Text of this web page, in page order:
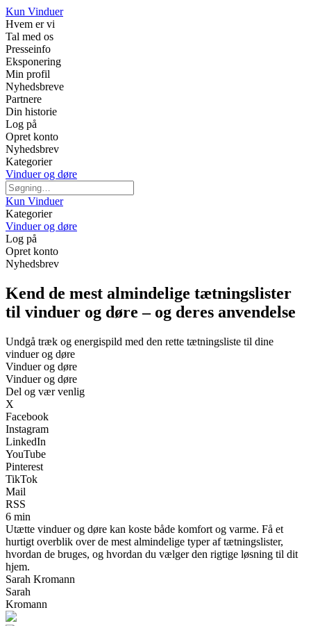
Kun Vinduer
Hvem er vi
Tal med os
Presseinfo
Eksponering
Min profil
Nyhedsbreve
Partnere
Din historie
Log på
Opret konto
Nyhedsbrev
Kategorier
Vinduer og døre
Kun Vinduer
Kategorier
Vinduer og døre
Log på
Opret konto
Nyhedsbrev
Kend de mest almindelige tætningslister
til vinduer og døre – og deres anvendelse
Undgå træk og energispild med den rette tætningsliste til dine
vinduer og døre
Vinduer og døre
Vinduer og døre
Del og vær venlig
X
Facebook
Instagram
LinkedIn
YouTube
Pinterest
TikTok
Mail
RSS
6 min
Utætte vinduer og døre kan koste både komfort og varme. Få et
hurtigt overblik over de mest almindelige typer af tætningslister,
hvordan de bruges, og hvordan du vælger den rigtige løsning til dit
hjem.
Sarah Kromann
Sarah
Kromann